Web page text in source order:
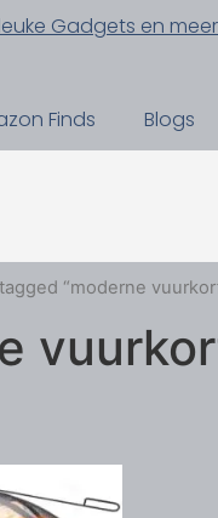
Gadgets en
Finds Blogs
“moderne